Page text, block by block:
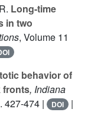
Long-time
in two
, Volume 11
behavior of
fronts, Indiana
427-474 | DOI |